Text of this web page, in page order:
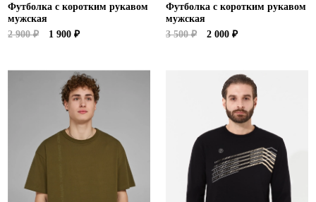
Футболка с коротким рукавом
мужская
2 900 ₽
1 900 ₽
Футболка с коротким рукавом
мужская
3 500 ₽
2 000 ₽